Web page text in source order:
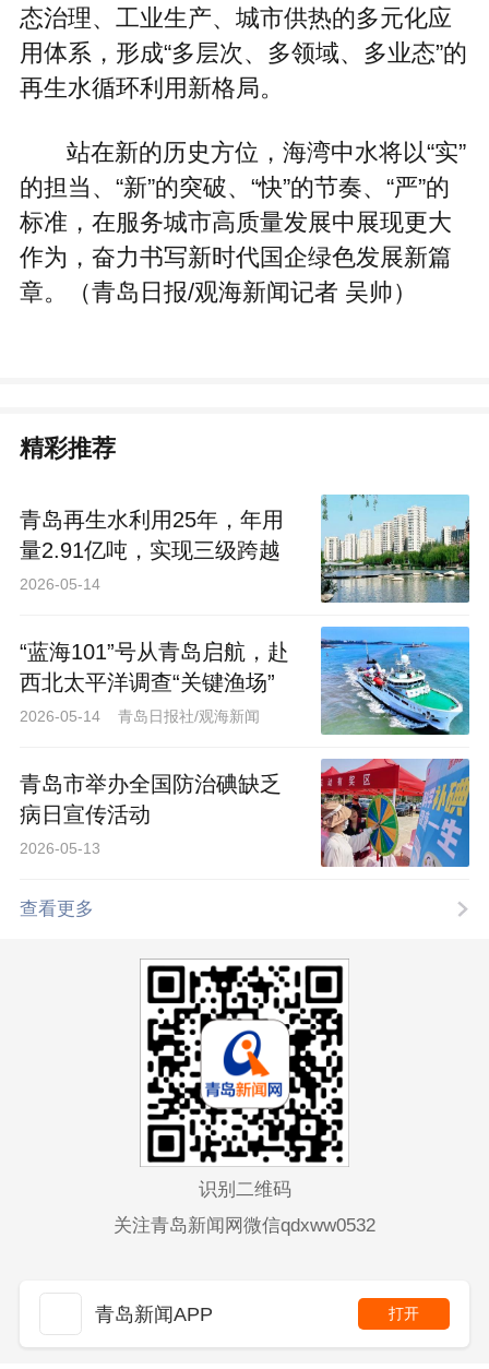
态治理、工业生产、城市供热的多元化应
用体系，形成“多层次、多领域、多业态”的
再生水循环利用新格局。
站在新的历史方位，海湾中水将以“实”
的担当、“新”的突破、“快”的节奏、“严”的
标准，在服务城市高质量发展中展现更大
作为，奋力书写新时代国企绿色发展新篇
章。（青岛日报/观海新闻记者 吴帅）
精彩推荐
青岛再生水利用25年，年用
量2.91亿吨，实现三级跨越
2026-05-14
“蓝海101”号从青岛启航，赴
西北太平洋调查“关键渔场”
2026-05-14 青岛日报社/观海新闻
青岛市举办全国防治碘缺乏
病日宣传活动
2026-05-13
查看更多
识别二维码
关注青岛新闻网微信qdxww0532
青岛新闻APP 打开